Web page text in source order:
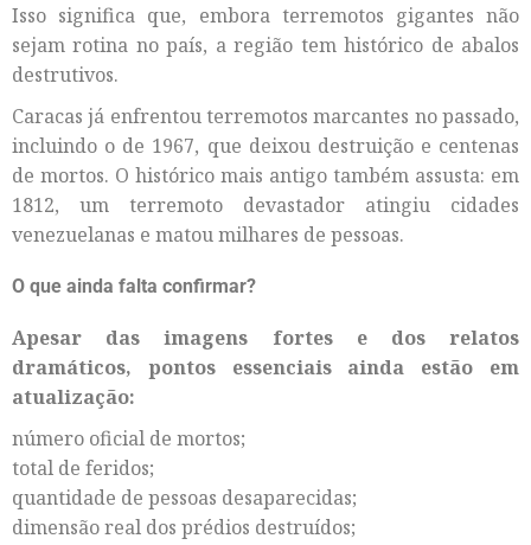
Isso significa que, embora terremotos gigantes não
sejam rotina no país, a região tem histórico de abalos
destrutivos.
Caracas já enfrentou terremotos marcantes no passado,
incluindo o de 1967, que deixou destruição e centenas
de mortos. O histórico mais antigo também assusta: em
1812, um terremoto devastador atingiu cidades
venezuelanas e matou milhares de pessoas.
O que ainda falta confirmar?
Apesar das imagens fortes e dos relatos
dramáticos, pontos essenciais ainda estão em
atualização:
número oficial de mortos;
total de feridos;
quantidade de pessoas desaparecidas;
dimensão real dos prédios destruídos;